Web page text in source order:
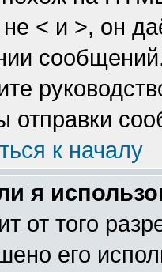
< и >, он
отправки
к началу
я
от того
его